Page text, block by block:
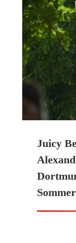
Juicy